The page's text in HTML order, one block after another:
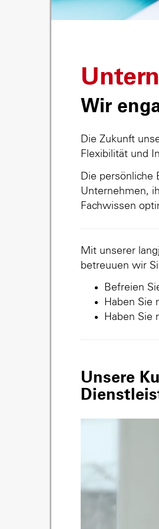
Wir
Die Zukunft
Flexibilität und
Die
Unternehmen,
Fachwissen
Mit unserer
betreuuen wir
Befreien
Haben Sie
Haben Sie
Unsere